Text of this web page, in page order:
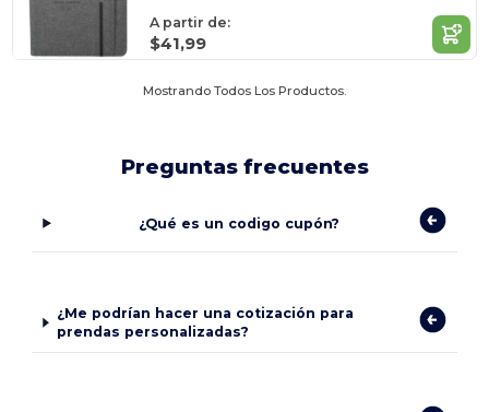
A partir de:
$41,99
Mostrando Todos Los Productos.
Preguntas frecuentes
¿Qué es un codigo cupón?
¿Me podrían hacer una cotización para
prendas personalizadas?